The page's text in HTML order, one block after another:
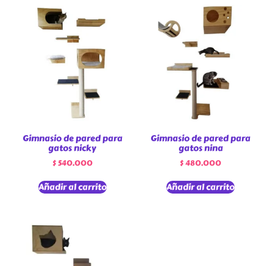
Gimnasio de pared para
gatos nicky
$540.000
Añadir al carrito
Gimnasio de pared para
gatos nina
$480.000
Añadir al carrito